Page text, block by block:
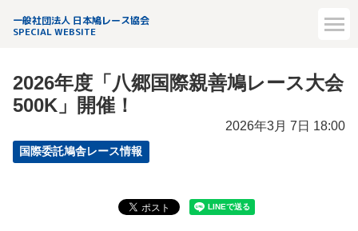
一般社団法人 日本鳩レース協会
SPECIAL WEBSITE
2026年度「八郷国際親善鳩レース大会
500K」開催！
2026年3月 7日 18:00
国際委託鳩舎レース情報